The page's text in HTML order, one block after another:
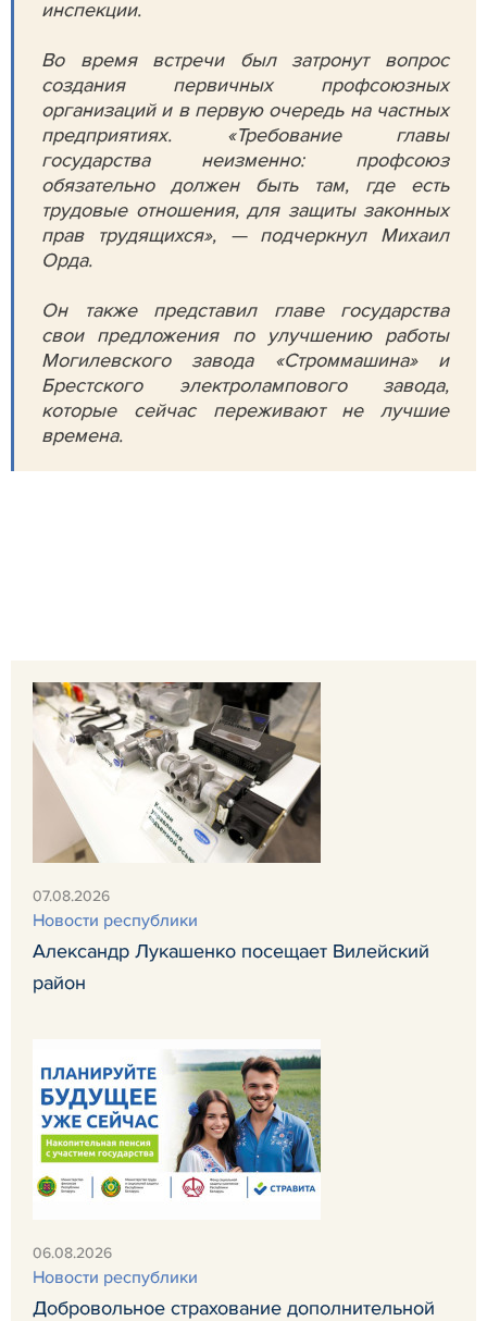
инспекции.
Во время встречи был затронут вопрос
создания первичных профсоюзных
организаций и в первую очередь на частных
предприятиях. «Требование главы
государства неизменно: профсоюз
обязательно должен быть там, где есть
трудовые отношения, для защиты законных
прав трудящихся», — подчеркнул Михаил
Орда.
Он также представил главе государства
свои предложения по улучшению работы
Могилевского завода «Строммашина» и
Брестского электролампового завода,
которые сейчас переживают не лучшие
времена.
07.08.2026
Новости республики
Александр Лукашенко посещает Вилейский
район
06.08.2026
Новости республики
Добровольное страхование дополнительной